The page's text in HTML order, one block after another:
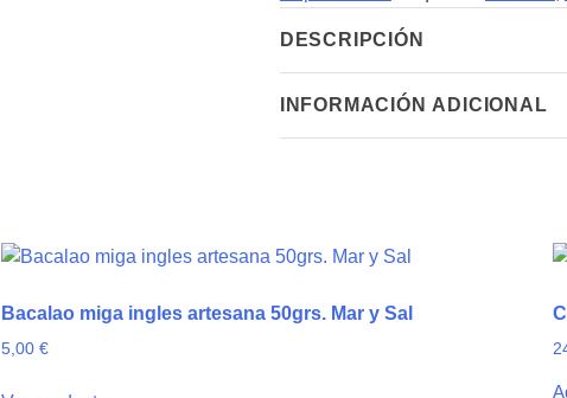
DESCRIPCIÓN
INFORMACIÓN ADICIONAL
Bacalao miga ingles artesana 50grs. Mar y Sal
5,00€